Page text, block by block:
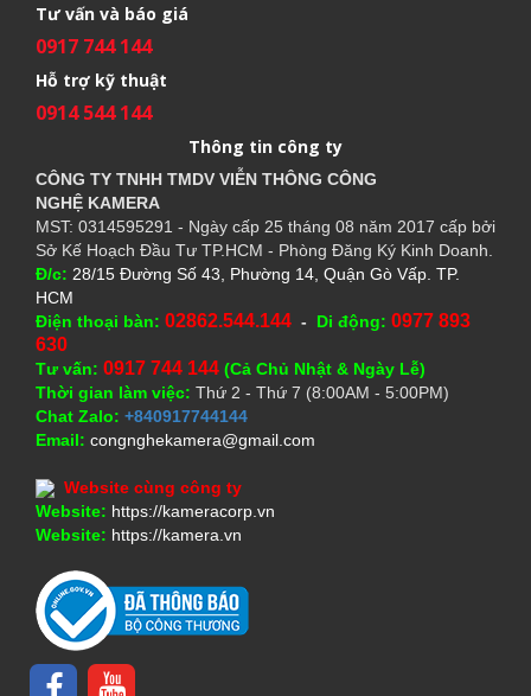
Tư vấn và báo giá
0917 744 144
Hỗ trợ kỹ thuật
0914 544 144
Thông tin công ty
CÔNG TY TNHH TMDV VIỄN THÔNG CÔNG
NGHỆ KAMERA
MST: 0314595291 - Ngày cấp 25 tháng 08 năm 2017 cấp bởi
Sở Kế Hoạch Đầu Tư TP.HCM - Phòng Đăng Ký Kinh Doanh.
Đ/c: 28/15 Đường Số 43, Phường 14, Quận Gò Vấp. TP.
HCM
Điện thoại bàn: 02862.544.144 - Di động: 0977 893
630
Tư vấn: 0917 744 144 (Cả Chủ Nhật & Ngày Lễ)
Thời gian làm việc: Thứ 2 - Thứ 7 (8:00AM - 5:00PM)
Chat Zalo: +840917744144
Email: congnghekamera@gmail.com
Website cùng công ty
Website: https://kameracorp.vn
Website: https://kamera.vn